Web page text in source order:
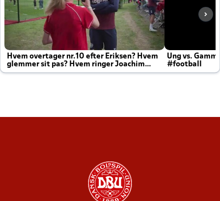
Hvem overtager nr.10 efter Eriksen? Hvem
glemmer sit pas? Hvem ringer Joachim
altid til efter kampe?
Ung vs.
#football